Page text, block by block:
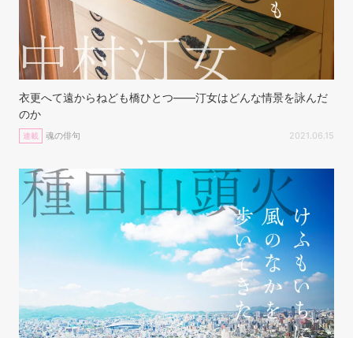
衣更へて遠からねども橋ひとつ——汀女はどんな情景を詠んだ
のか
連載 魂の俳句 2021.06.15